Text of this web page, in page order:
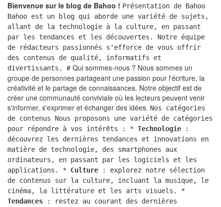
Bienvenue sur le blog de Bahoo ! Présentation de Bahoo
Bahoo est un blog qui aborde une variété de sujets,
allant de la technologie à la culture, en passant
par les tendances et les découvertes. Notre équipe
de rédacteurs passionnés s'efforce de vous offrir
des contenus de qualité, informatifs et
divertissants. # Qui sommes-nous ? Nous sommes un
groupe de personnes partageant une passion pour l'écriture, la
créativité et le partage de connaissances. Notre objectif est de
créer une communauté conviviale où les lecteurs peuvent venir
s'informer, s'exprimer et échanger des idées. Nos catégories
de contenus Nous proposons une variété de catégories
pour répondre à vos intérêts : * Technologie :
découvrez les dernières tendances et innovations en
matière de technologie, des smartphones aux
ordinateurs, en passant par les logiciels et les
applications. * Culture : explorez notre sélection
de contenus sur la culture, incluant la musique, le
cinéma, la littérature et les arts visuels. *
Tendances : restez au courant des dernières